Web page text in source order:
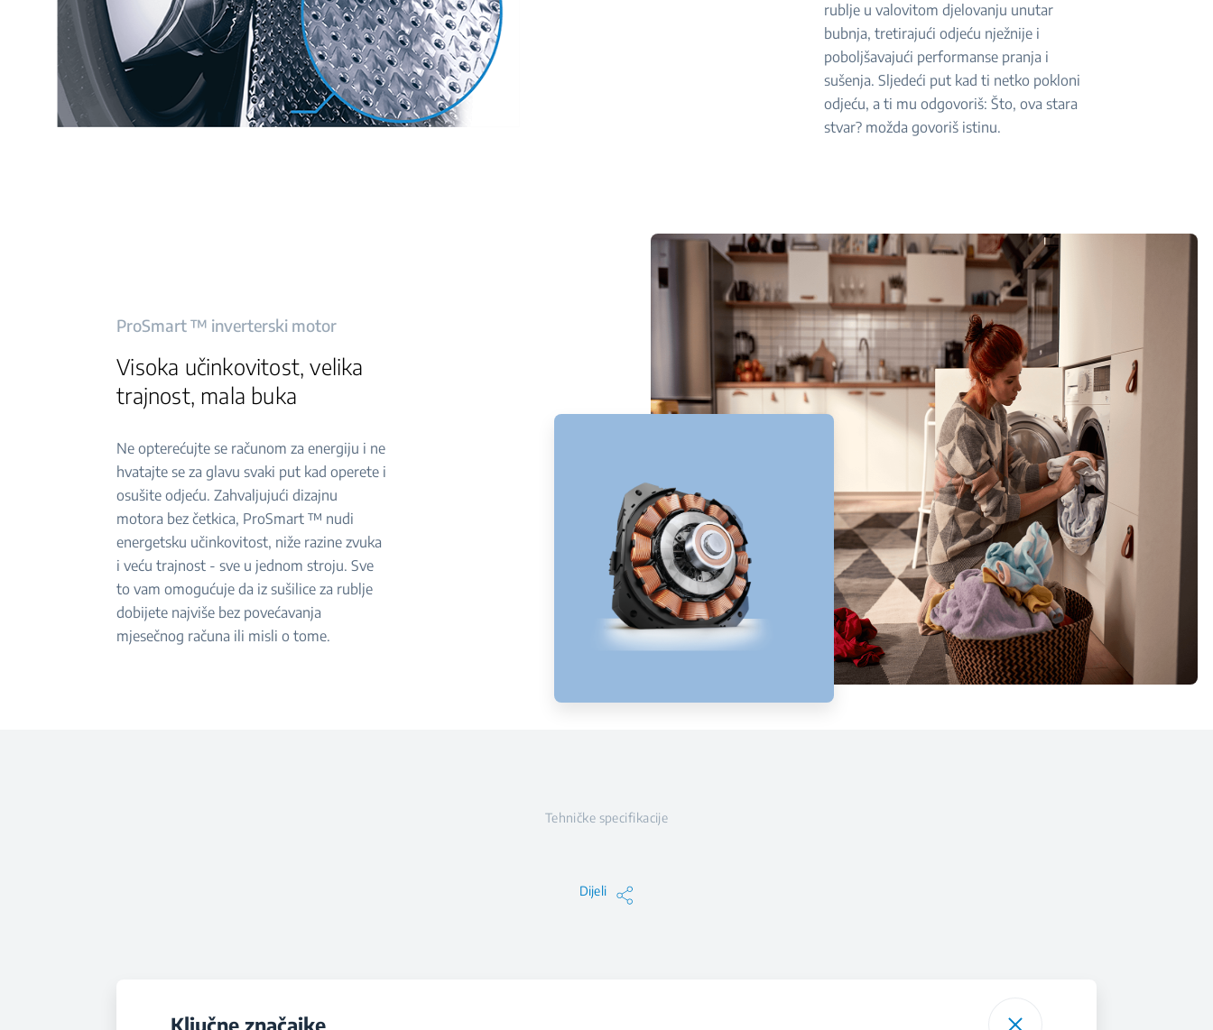
rublje u valovitom djelovanju unutar
bubnja, tretirajući odjeću nježnije i
poboljšavajući performanse pranja i
sušenja. Sljedeći put kad ti netko pokloni
odjeću, a ti mu odgovoriš: Što, ova stara
stvar? možda govoriš istinu.
ProSmart ™ inverterski motor
Visoka učinkovitost, velika
trajnost, mala buka
Ne opterećujte se računom za energiju i ne
hvatajte se za glavu svaki put kad operete i
osušite odjeću. Zahvaljujući dizajnu
motora bez četkica, ProSmart ™ nudi
energetsku učinkovitost, niže razine zvuka
i veću trajnost - sve u jednom stroju. Sve
to vam omogućuje da iz sušilice za rublje
dobijete najviše bez povećavanja
mjesečnog računa ili misli o tome.
Tehničke specifikacije
Dijeli
Ključne značajke